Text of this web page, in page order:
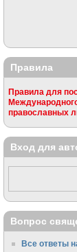
Правила
Правила для
православных
Вход для
Вопрос
Все ответы